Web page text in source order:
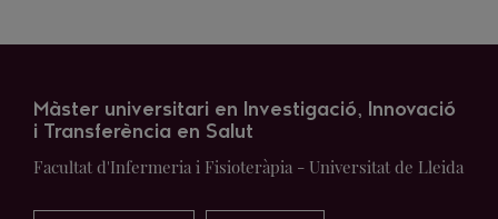
Màster universitari en Investigació, Innovació
i Transferència en Salut
Facultat d'Infermeria i Fisioteràpia - Universitat de Lleida